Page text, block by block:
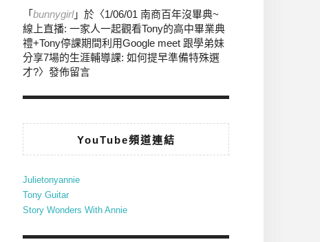
「 bunnygirl」於〈1/06/01 南商百年沒畢典~
線上直播: 一家人一起觀看Tony的高中畢業典
禮+Tony停課期間利用Google meet 跟學弟妹
分享7場的生涯輔導課: 如何提早準備特殊選
才?〉發佈留言
YouTube頻道連結
Julietonyannie
Tony Guitar
Story Wonders With Annie